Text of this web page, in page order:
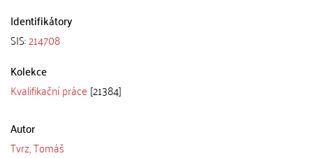
Identifikátory
SIS:214708
Kolekce
Kvalifikační práce [21384]
Autor
Tvrz, Tomáš